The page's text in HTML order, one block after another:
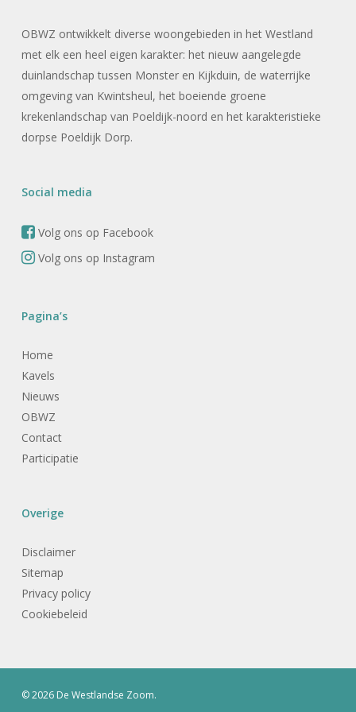
OBWZ ontwikkelt diverse woongebieden in het Westland
met elk een heel eigen karakter: het nieuw aangelegde
duinlandschap tussen Monster en Kijkduin, de waterrijke
omgeving van Kwintsheul, het boeiende groene
krekenlandschap van Poeldijk-noord en het karakteristieke
dorpse Poeldijk Dorp.
Social media
Volg ons op Facebook
Volg ons op Instagram
Pagina’s
Home
Kavels
Nieuws
OBWZ
Contact
Participatie
Overige
Disclaimer
Sitemap
Privacy policy
Cookiebeleid
© 2026 De Westlandse Zoom.